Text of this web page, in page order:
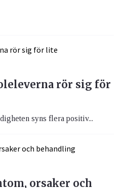
rör sig för
syns flera positiv...
orsaker och